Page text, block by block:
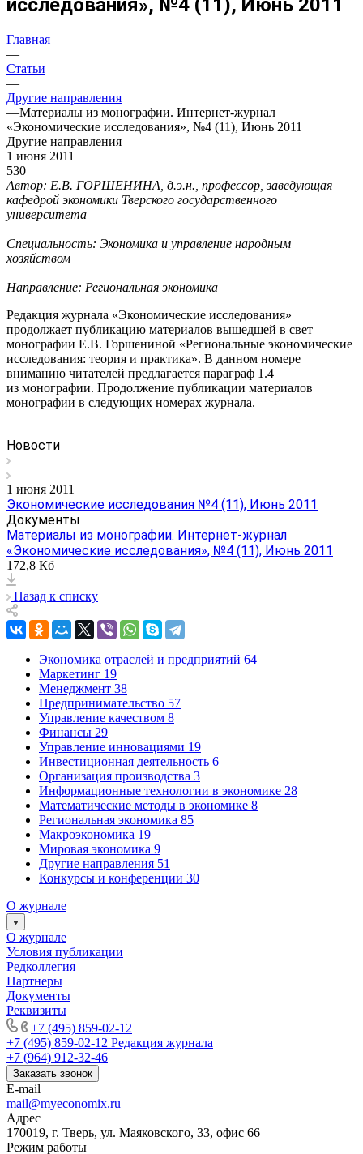
исследования», №4 (11), Июнь 2011
Главная
—
Статьи
—
Другие направления
—Материалы из монографии. Интернет-журнал
«Экономические исследования», №4 (11), Июнь 2011
Другие направления
1 июня 2011
530
Автор: Е.В. ГОРШЕНИНА, д.э.н., профессор, заведующая
кафедрой экономики Тверского государственного
университета
Специальность: Экономика и управление народным
хозяйством
Направление: Региональная экономика
Редакция журнала «Экономические исследования»
продолжает публикацию материалов вышедшей в свет
монографии Е.В. Горшениной «Региональные экономические
исследования: теория и практика». В данном номере
вниманию читателей предлагается параграф 1.4
из монографии. Продолжение публикации материалов
монографии в следующих номерах журнала.
Новости
1 июня 2011
Экономические исследования №4 (11), Июнь 2011
Документы
Материалы из монографии. Интернет-журнал
«Экономические исследования», №4 (11), Июнь 2011
172,8 Кб
Назад к списку
Экономика отраслей и предприятий 64
Маркетинг 19
Менеджмент 38
Предпринимательство 57
Управление качеством 8
Финансы 29
Управление инновациями 19
Инвестиционная деятельность 6
Организация производства 3
Информационные технологии в экономике 28
Математические методы в экономике 8
Региональная экономика 85
Макроэкономика 19
Мировая экономика 9
Другие направления 51
Конкурсы и конференции 30
О журнале
О журнале
Условия публикации
Редколлегия
Партнеры
Документы
Реквизиты
+7 (495) 859-02-12
+7 (495) 859-02-12 Редакция журнала
+7 (964) 912-32-46
Заказать звонок
E-mail
mail@myeconomix.ru
Адрес
170019, г. Тверь, ул. Маяковского, 33, офис 66
Режим работы